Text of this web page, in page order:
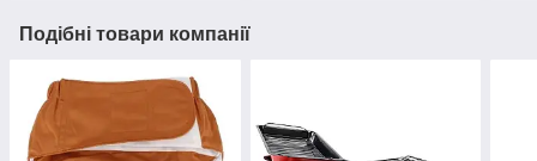
Подібні товари компанії